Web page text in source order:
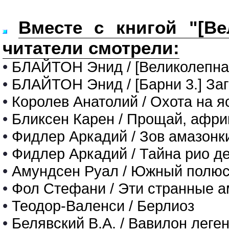
Вместе с книгой
читатели смотрели:
• БЛАЙТОН Энид /
• БЛАЙТОН Энид / [Барни 3.]
• Королев Анатолий / Охота на
• Бликсен Карен / Прощай,
• Фидлер Аркадий / Зов
• Фидлер Аркадий / Тайна рио
• Амундсен Руал / Южный
• Фол Стефани / Эти странные
• Теодор-Валенси / Берлиоз
• Белявский В.А. / Вавилон